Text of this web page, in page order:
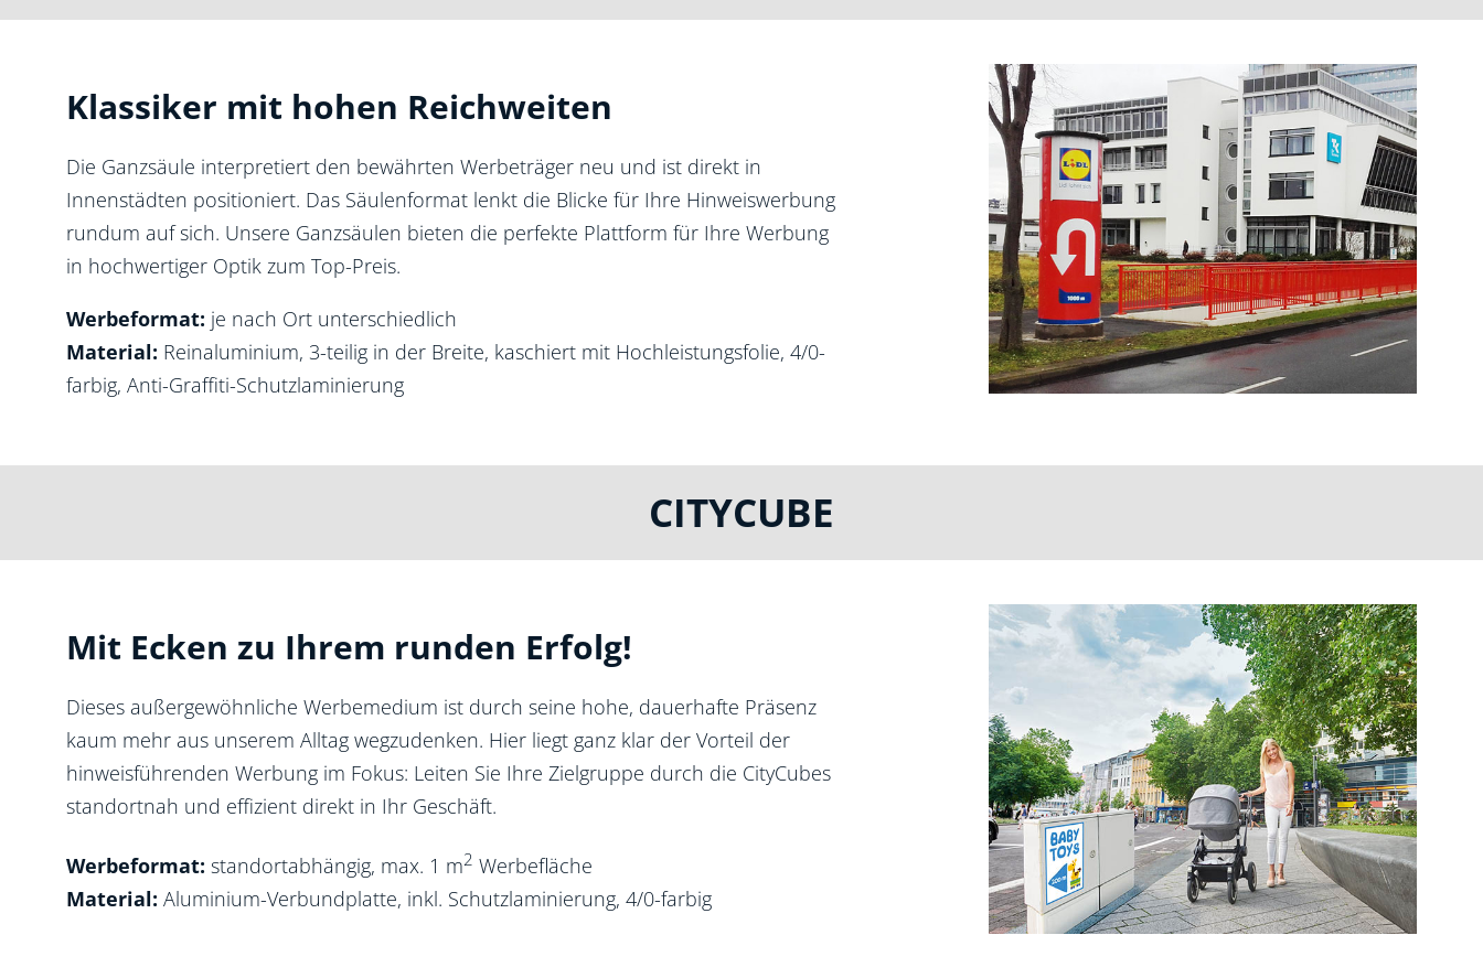
Klassiker mit hohen Reichweiten
Die Ganzsäule interpretiert den bewährten Werbeträger neu und ist direkt in
Innenstädten positioniert. Das Säulenformat lenkt die Blicke für Ihre Hinweiswerbung
rundum auf sich. Unsere Ganzsäulen bieten die perfekte Plattform für Ihre Werbung
in hochwertiger Optik zum Top-Preis.
Werbeformat: je nach Ort unterschiedlich
Material: Reinaluminium, 3-teilig in der Breite, kaschiert mit Hochleistungsfolie, 4/0-
farbig, Anti-Graffiti-Schutzlaminierung
CITYCUBE
Mit Ecken zu Ihrem runden Erfolg!
Dieses außergewöhnliche Werbemedium ist durch seine hohe, dauerhafte Präsenz
kaum mehr aus unserem Alltag wegzudenken. Hier liegt ganz klar der Vorteil der
hinweisführenden Werbung im Fokus: Leiten Sie Ihre Zielgruppe durch die CityCubes
standortnah und effizient direkt in Ihr Geschäft.
Werbeformat: standortabhängig, max. 1 m2 Werbefläche
Material: Aluminium-Verbundplatte, inkl. Schutzlaminierung, 4/0-farbig